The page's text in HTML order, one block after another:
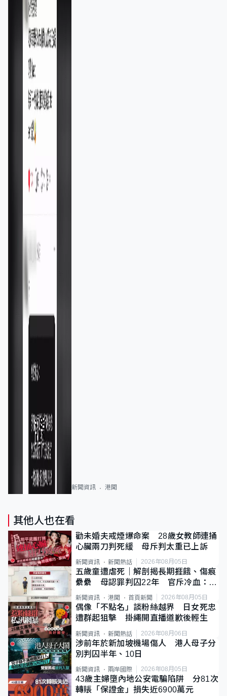
新聞資訊 港聞
其他人也在看
勸未婚夫戒煙爆命案 28歲女教師連捅
心臟兩刀判死緩 母斥判太重已上訴
新聞資訊 新聞熱話 2026年08月05日
五歲童遭虐死｜解剖揭長期捱餓、傷痕
纍纍 母認罪判囚22年 官斥冷血：同
類案最惡劣
新聞資訊 港聞 首頁新聞 2026年08月05日
偶像「不點名」談粉絲越界 日女死忠
遭群起狙擊 掛繩開直播道歉後輕生
新聞資訊 新聞熱話 2026年08月06日
涉前年於新加坡機場傷人 港人母子分
別判囚半年、10日
新聞資訊 兩岸國際 2026年08月05日
43歲主婦墮內地公安電騙陷阱 分81次
轉賬「保證金」損失近6900萬元